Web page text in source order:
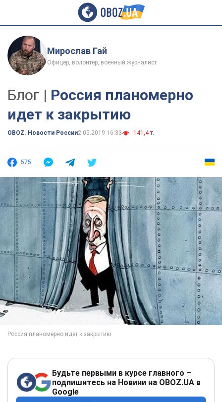
Мирослав Гай
Офицер, волонтер, военный журналист
Блог | Россия планомерно
идет к закрытию
OBOZ. Новости России2.05.2019 16:33 141,4 т.
575
Будьте первыми в курсе главного –
подпишитесь на Новини на OBOZ.UA в
Google